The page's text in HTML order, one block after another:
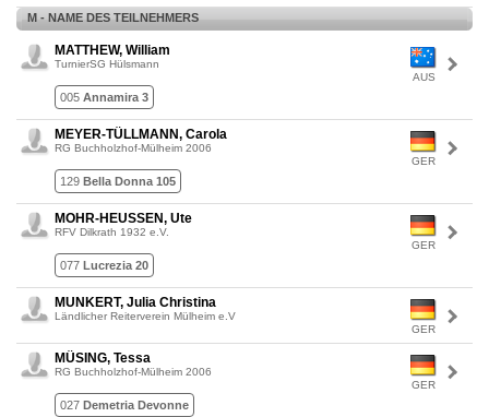
M - NAME DES TEILNEHMERS
AUS
MATTHEW, William
TurnierSG Hülsmann
005 Annamira 3
GER
MEYER-TÜLLMANN, Carola
RG Buchholzhof-Mülheim 2006
129 Bella Donna 105
GER
MOHR-HEUSSEN, Ute
RFV Dilkrath 1932 e.V.
077 Lucrezia 20
GER
MUNKERT, Julia Christina
Ländlicher Reiterverein Mülheim e.V
GER
MÜSING, Tessa
RG Buchholzhof-Mülheim 2006
027 Demetria Devonne